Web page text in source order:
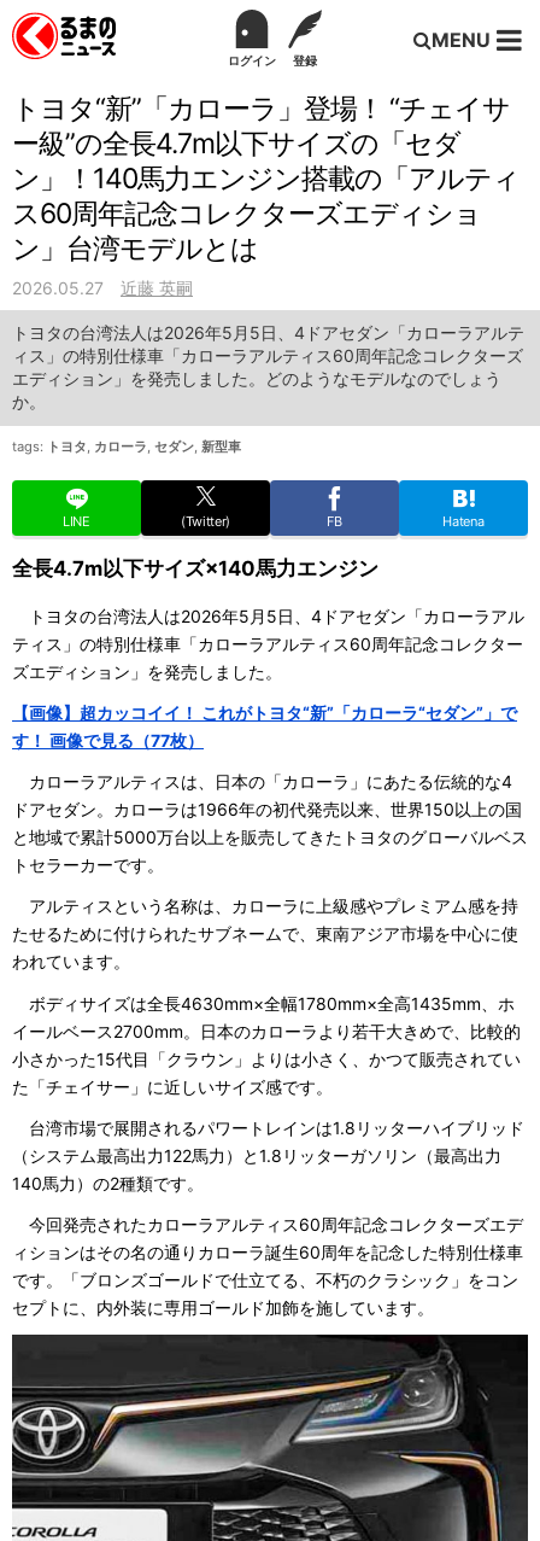
ログイン 登録
MENU
トヨタ“新”「カローラ」登場！ “チェイサ
ー級”の全長4.7m以下サイズの「セダ
ン」！140馬力エンジン搭載の「アルティ
ス60周年記念コレクターズエディショ
ン」台湾モデルとは
2026.05.27 近藤 英嗣
トヨタの台湾法人は2026年5月5日、4ドアセダン「カローラアルテ
ィス」の特別仕様車「カローラアルティス60周年記念コレクターズ
エディション」を発売しました。どのようなモデルなのでしょう
か。
tags: トヨタ, カローラ, セダン, 新型車
LINE (Twitter) FB Hatena
全長4.7m以下サイズ×140馬力エンジン
トヨタの台湾法人は2026年5月5日、4ドアセダン「カローラアル
ティス」の特別仕様車「カローラアルティス60周年記念コレクター
ズエディション」を発売しました。
【画像】超カッコイイ！ これがトヨタ“新”「カローラ“セダン”」で
す！ 画像で見る（77枚）
カローラアルティスは、日本の「カローラ」にあたる伝統的な4
ドアセダン。カローラは1966年の初代発売以来、世界150以上の国
と地域で累計5000万台以上を販売してきたトヨタのグローバルベス
トセラーカーです。
アルティスという名称は、カローラに上級感やプレミアム感を持
たせるために付けられたサブネームで、東南アジア市場を中心に使
われています。
ボディサイズは全長4630mm×全幅1780mm×全高1435mm、ホ
イールベース2700mm。日本のカローラより若干大きめで、比較的
小さかった15代目「クラウン」よりは小さく、かつて販売されてい
た「チェイサー」に近しいサイズ感です。
台湾市場で展開されるパワートレインは1.8リッターハイブリッド
（システム最高出力122馬力）と1.8リッターガソリン（最高出力
140馬力）の2種類です。
今回発売されたカローラアルティス60周年記念コレクターズエデ
ィションはその名の通りカローラ誕生60周年を記念した特別仕様車
です。「ブロンズゴールドで仕立てる、不朽のクラシック」をコン
セプトに、内外装に専用ゴールド加飾を施しています。